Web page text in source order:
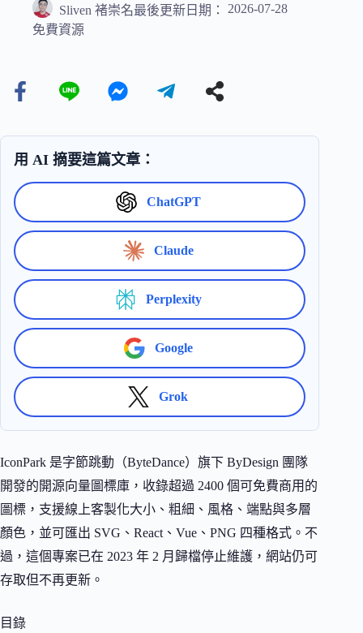
Sliven 褚崇名最後更新日期：
2026-07-28
免費資源
用 AI 摘要這篇文章：
ChatGPT
Claude
Perplexity
Google
Grok
IconPark 是字節跳動（ByteDance）旗下 ByDesign 團隊
開發的開源向量圖標庫，收錄超過 2400 個可免費商用的
圖標，支援線上客製化大小、粗細、風格、端點與多層
顏色，並可匯出 SVG、React、Vue、PNG 四種格式。不
過，這個專案已在 2023 年 2 月歸檔停止維護，網站仍可
存取但不再更新。
目錄